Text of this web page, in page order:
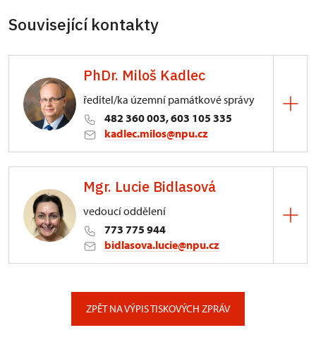
Související kontakty
PhDr. Miloš Kadlec
ředitel/ka územní památkové správy
482 360 003, 603 105 335
kadlec.milos@npu.cz
3/, Sychrov 3
Mgr. Lucie Bidlasová
vedoucí oddělení
773 775 944
bidlasova.lucie@npu.cz
ZPĚT NA VÝPIS TISKOVÝCH ZPRÁV